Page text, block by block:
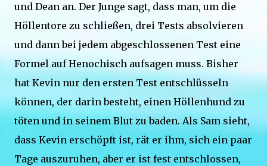
und Dean an. Der Junge sagt, dass man, um die
Höllentore zu schließen, drei Tests absolvieren
und dann bei jedem abgeschlossenen Test eine
Formel auf Henochisch aufsagen muss. Bisher
hat Kevin nur den ersten Test entschlüsseln
können, der darin besteht, einen Höllenhund zu
töten und in seinem Blut zu baden. Als Sam sieht,
dass Kevin erschöpft ist, rät er ihm, sich ein paar
Tage auszuruhen, aber er ist fest entschlossen,